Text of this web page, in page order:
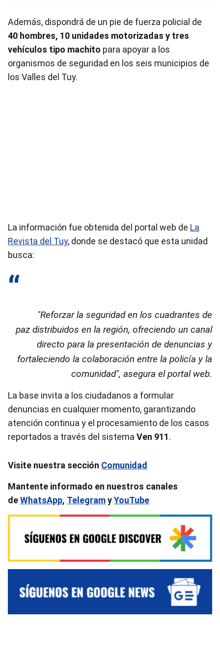
Además, dispondrá de un pie de fuerza policial de
40 hombres, 10 unidades motorizadas y tres
vehículos tipo machito para apoyar a los
organismos de seguridad en los seis municipios de
los Valles del Tuy.
La información fue obtenida del portal web de La
Revista del Tuy, donde se destacó que esta unidad
busca:
"Reforzar la seguridad en los cuadrantes de
paz distribuidos en la región, ofreciendo un canal
directo para la presentación de denuncias y
fortaleciendo la colaboración entre la policía y la
comunidad", asegura el portal web.
La base invita a los ciudadanos a formular
denuncias en cualquier momento, garantizando
atención continua y el procesamiento de los casos
reportados a través del sistema Ven 911.
Visite nuestra sección Comunidad
Mantente informado en nuestros canales
deWhatsApp, TelegramyYouTube